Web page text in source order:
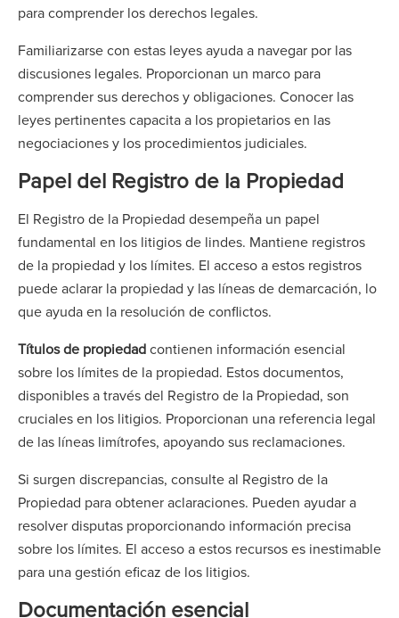
para comprender los derechos legales.
Familiarizarse con estas leyes ayuda a navegar por las
discusiones legales. Proporcionan un marco para
comprender sus derechos y obligaciones. Conocer las
leyes pertinentes capacita a los propietarios en las
negociaciones y los procedimientos judiciales.
Papel del Registro de la Propiedad
El Registro de la Propiedad desempeña un papel
fundamental en los litigios de lindes. Mantiene registros
de la propiedad y los límites. El acceso a estos registros
puede aclarar la propiedad y las líneas de demarcación, lo
que ayuda en la resolución de conflictos.
Títulos de propiedadcontienen información esencial
sobre los límites de la propiedad. Estos documentos,
disponibles a través del Registro de la Propiedad, son
cruciales en los litigios. Proporcionan una referencia legal
de las líneas limítrofes, apoyando sus reclamaciones.
Si surgen discrepancias, consulte al Registro de la
Propiedad para obtener aclaraciones. Pueden ayudar a
resolver disputas proporcionando información precisa
sobre los límites. El acceso a estos recursos es inestimable
para una gestión eficaz de los litigios.
Documentación esencial